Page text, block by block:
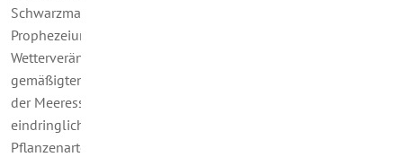
Schwarzmalerei, ein Schreckgespenst oder eine visionäre
Prophezeiung wirkte, ist heute augenfällig: Extreme
Wetterveränderungen erleben wir auch in unseren
gemäßigten Zonen, das Eis an den Polen der Erde schmilzt,
der Meeresspiegel steigt, und – wie in diesen Tagen
eindringlich vermeldet – das Sterben der Tier- und
Pflanzenarten schreitet weiter voran.